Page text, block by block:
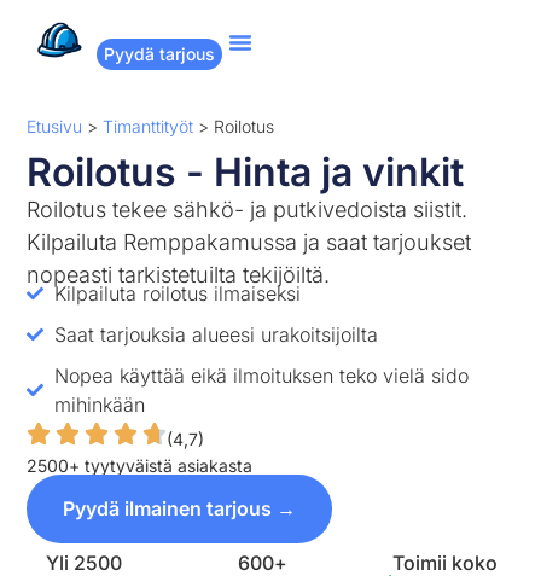
Pyydä tarjous
Etusivu >Timanttityöt > Roilotus
Roilotus - Hinta ja vinkit
Roilotus tekee sähkö- ja putkivedoista siistit.
Kilpailuta Remppakamussa ja saat tarjoukset
nopeasti tarkistetuilta tekijöiltä.
Kilpailuta roilotus ilmaiseksi
Saat tarjouksia alueesi urakoitsijoilta
Nopea käyttää eikä ilmoituksen teko vielä sido
mihinkään
(4,7)
2500+ tyytyväistä asiakasta
Pyydä ilmainen tarjous →
Yli 2500
600+
Toimii koko